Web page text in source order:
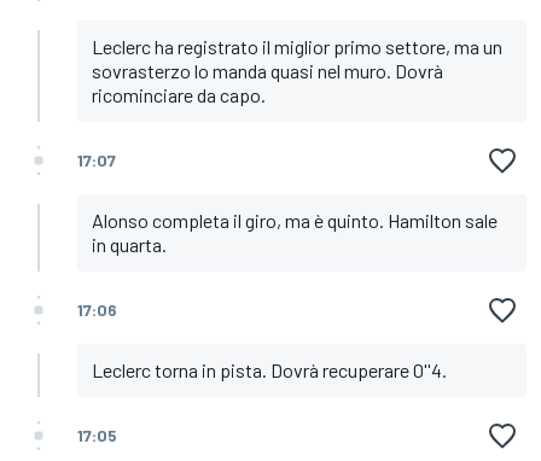
Leclerc ha registrato il miglior primo settore, ma un
sovrasterzo lo manda quasi nel muro. Dovrà
ricominciare da capo.
17:07
Alonso completa il giro, ma è quinto. Hamilton sale
in quarta.
17:06
Leclerc torna in pista. Dovrà recuperare 0''4.
17:05